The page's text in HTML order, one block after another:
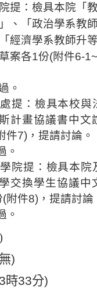
提：檢具本院 「
」、「政治學系教
「經濟學系教師升
草案各1份(附件6-
。
提：檢具本校與
計畫協議書中文
件7) ，提請討論 。
。
院提：檢具本院
交換學生協議中
(附件8) ，提請討論
。
無)
3時33分)